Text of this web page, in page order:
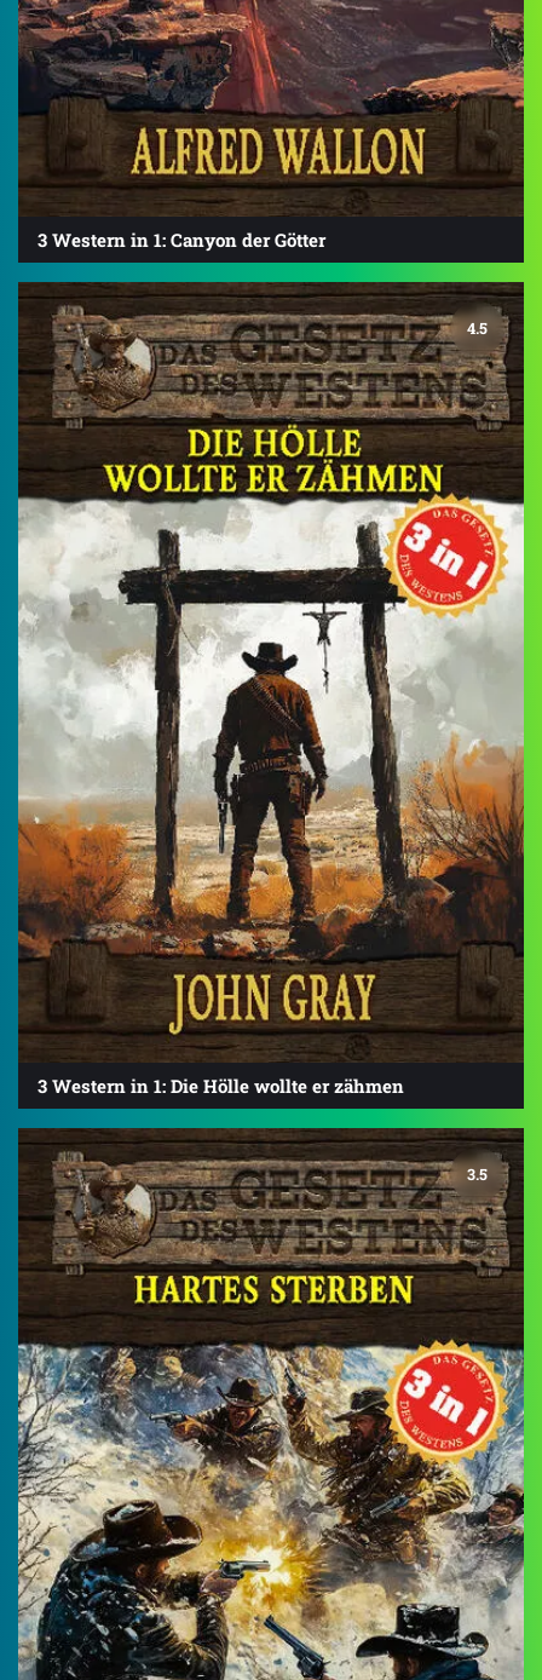
3 Western in 1: Canyon der Götter
4.5
3 Western in 1: Die Hölle wollte er zähmen
3.5